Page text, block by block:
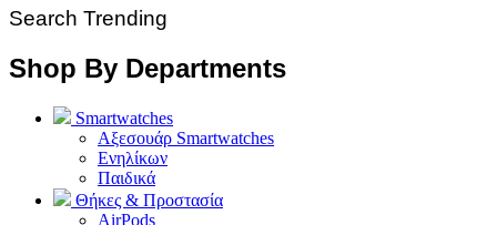
Search Trending
Shop By Departments
Smartwatches
Αξεσουάρ Smartwatches
Ενηλίκων
Παιδικά
Θήκες & Προστασία
AirPods